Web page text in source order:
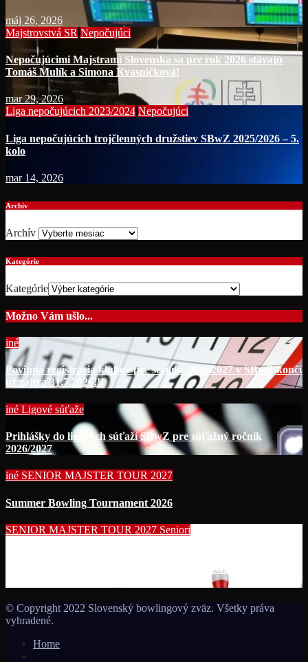
máj 26, 2026
Majstrovstvá SR Nepočujúci
Nepočujúcimi Majstrami Slovenska sa pre rok 2026 stávajú
Tomáš Mulík a Simona Kvasničková!
mar 29, 2026
Liga nepočujúcich 2023/2024 Nepočujúci
Liga nepočujúcich trojčlenných družstiev SBwZ 2025/2026 – 5.
kolo
mar 14, 2026
Archív
Archív
Kategórie
Kategórie
Možno Vám ušlo...
iné
Povinná registrácia klubov pre sezónu 2026/2027 v SBwZ končí
už zajtra 31.7.2026!!!
iné Ligové súťaže
Prihlášky do ligových súťaží SBwZ pre súťažný ročník
2026/2027
iné SENIOR MAJSTER TOUR 2027
Summer Bowling Tournament 2026
SENIOR MAJSTER TOUR 2027 Seniori
MS seniorov 2027 v Thajsku turnajom SUMMER BOWLING
© Copyright 2022 Slovenský bowlingový zväz. Všetky práva
vyhradené.
Home